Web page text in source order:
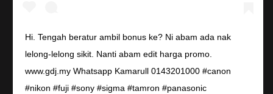
Hi. Tengah beratur ambil bonus ke? Ni abam ada nak
lelong-lelong sikit. Nanti abam edit harga promo.
www.gdj.my Whatsapp Kamarull 0143201000 #canon
#nikon #fuji #sony #sigma #tamron #panasonic